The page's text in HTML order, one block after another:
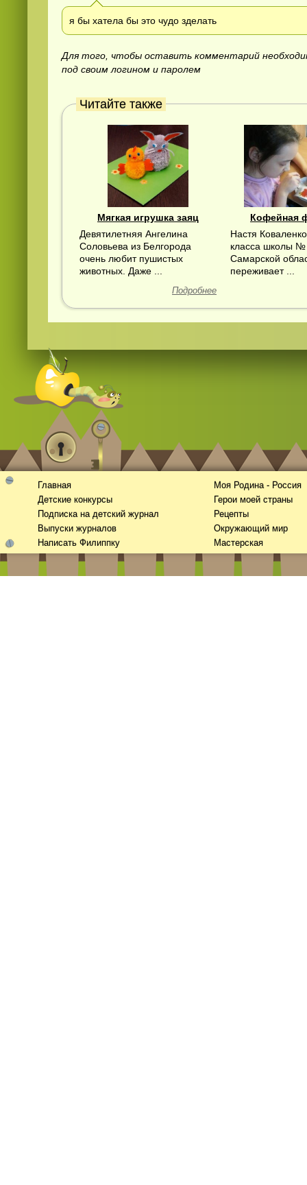
я бы хатела бы это чудо зделать
Для того, чтобы оставить комментарий
под своим логином и паролем
Читайте также
Мягкая игрушка заяц
Девятилетняя Ангелина
Соловьева из Белгорода
очень любит пушистых
животных. Даже ...
Подробнее
Кофейная
Настя
класса школы №
Самарской
переживает ...
Главная
Детские конкурсы
Подписка на детский журнал
Выпуски журналов
Написать Филиппку
Моя Родина - Россия
Герои моей страны
Рецепты
Окружающий мир
Мастерская